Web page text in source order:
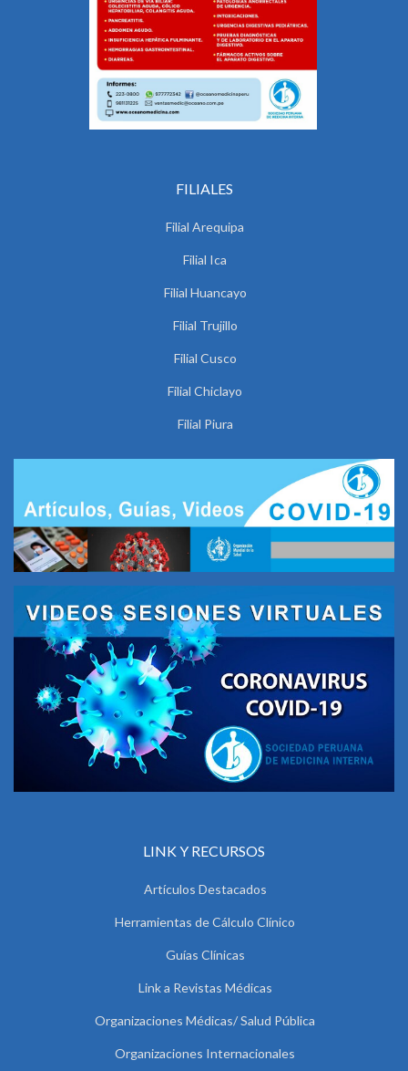
FILIALES
Filial Arequipa
Filial Ica
Filial Huancayo
Filial Trujillo
Filial Cusco
Filial Chiclayo
Filial Piura
LINK Y RECURSOS
Artículos Destacados
Herramientas de Cálculo Clínico
Guías Clínicas
Link a Revistas Médicas
Organizaciones Médicas/ Salud Pública
Organizaciones Internacionales